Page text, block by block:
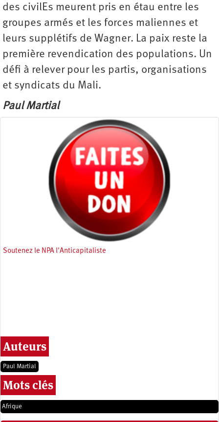
des civilEs meurent pris en étau entre les
groupes armés et les forces maliennes et
leurs supplétifs de Wagner. La paix reste la
première revendication des populations. Un
défi à relever pour les partis, organisations
et syndicats du Mali.
Paul Martial
Soutenez le NPA l'Anticapitaliste
Auteurs
Paul Martial
Mots clés
Afrique